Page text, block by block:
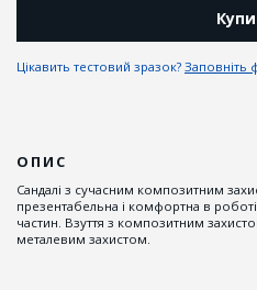
Цікавить тестовий зразок? Заповніть
ОПИС
Сандалі з сучасним композитним
презентабельна і комфортна в
частин. Взуття з композитним
металевим захистом.